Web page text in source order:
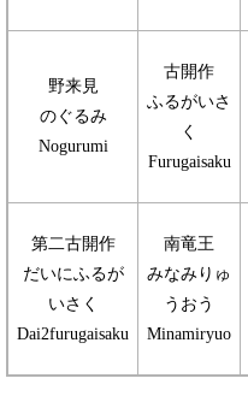
野来見
のぐるみ
Nogurumi
古開作
ふるがいさ
く
Furugaisaku
第二古開作
だいにふるが
いさく
Dai2furugaisaku
南竜王
みなみりゅ
うおう
Minamiryuo